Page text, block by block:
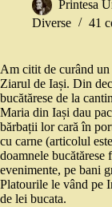
Printesa
Diverse
41
Am citit de curând
Ziarul de Iași. Din
bucătărese de la
Maria din Iași dau
bărbații lor cară în
cu carne (articolul este
doamnele bucătărese
evenimente, pe bani
Platourile le vând pe
de lei bucata.